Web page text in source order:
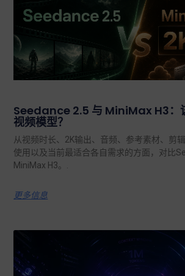
Seedance 2.5 与 MiniMax H3：
视频模型？
从视频时长、2K输出、音频、参考素材、剪
使用以及当前最适合各自需求的方面，对比
MiniMax H3。.
更多信息